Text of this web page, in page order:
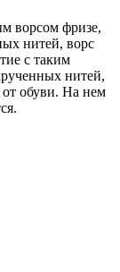
ворсом фризе,
нитей, ворс
с таким
нитей,
от обуви. На нем